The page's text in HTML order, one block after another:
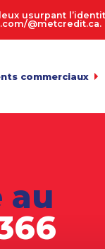
usurpant
commerciaux
de fichiers
en vrac
votre facture
de
au